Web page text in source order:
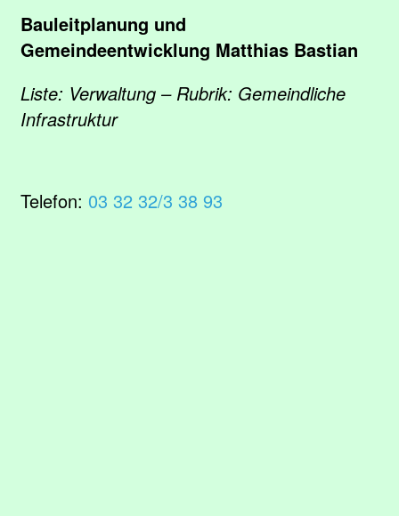
Bauleitplanung und
Gemeindeentwicklung Matthias Bastian
Liste: Verwaltung – Rubrik: Gemeindliche
Infrastruktur
Telefon: 03 32 32/3 38 93